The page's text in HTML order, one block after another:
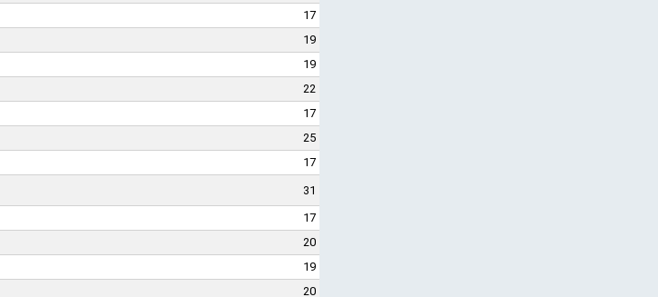
17
19
19
22
17
25
17
31
17
20
19
20